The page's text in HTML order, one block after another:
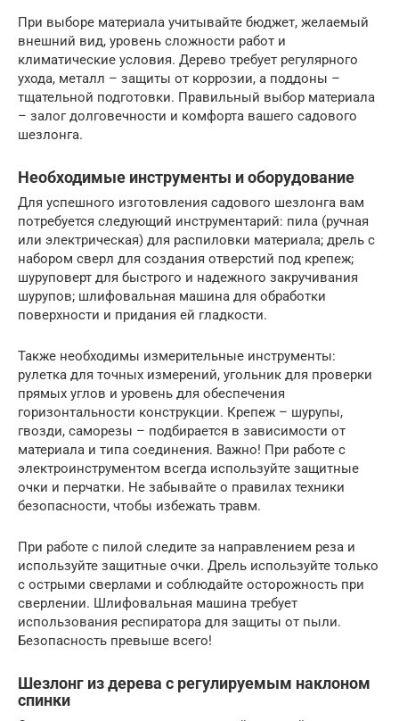
При выборе материала учитывайте бюджет, желаемый
внешний вид, уровень сложности работ и
климатические условия. Дерево требует регулярного
ухода, металл – защиты от коррозии, а поддоны –
тщательной подготовки. Правильный выбор материала
– залог долговечности и комфорта вашего садового
шезлонга.
Необходимые инструменты и оборудование
Для успешного изготовления садового шезлонга вам
потребуется следующий инструментарий: пила (ручная
или электрическая) для распиловки материала; дрель с
набором сверл для создания отверстий под крепеж;
шуруповерт для быстрого и надежного закручивания
шурупов; шлифовальная машина для обработки
поверхности и придания ей гладкости.
Также необходимы измерительные инструменты:
рулетка для точных измерений, угольник для проверки
прямых углов и уровень для обеспечения
горизонтальности конструкции. Крепеж – шурупы,
гвозди, саморезы – подбирается в зависимости от
материала и типа соединения. Важно! При работе с
электроинструментом всегда используйте защитные
очки и перчатки. Не забывайте о правилах техники
безопасности, чтобы избежать травм.
При работе с пилой следите за направлением реза и
используйте защитные очки. Дрель используйте только
с острыми сверлами и соблюдайте осторожность при
сверлении. Шлифовальная машина требует
использования респиратора для защиты от пыли.
Безопасность превыше всего!
Шезлонг из дерева с регулируемым наклоном
спинки